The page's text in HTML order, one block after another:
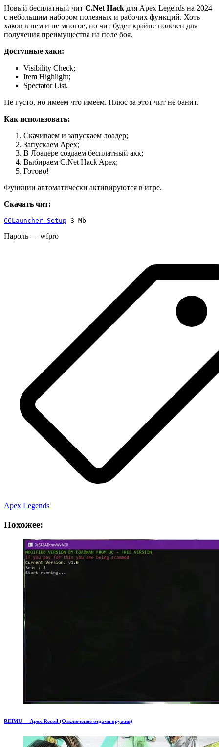
Новый бесплатный чит C.Net Hack для Apex Legends на 2024
с небольшим набором полезных и рабочих функций. Хоть
хаков в нем и не многое, но чит будет крайне полезен для
получения преимущества на поле боя.
Доступные хаки:
Visibility Check;
Item Highlight;
Spectator List.
Не густо, но имеем что имеем. Плюс за этот чит не банит.
Как использовать:
Скачиваем и запускаем лоадер;
Запускаем Apex;
В Лоадере создаем бесплатный акк;
Выбираем C.Net Hack Apex;
Готово!
Функции автоматически активируются в игре.
Скачать чит:
CCLauncher-Setup 3 Mb
Пароль — wfpro
Apex Legends
Похожее:
REIMU — Apex Recoil (Отключение отдачи оружия)